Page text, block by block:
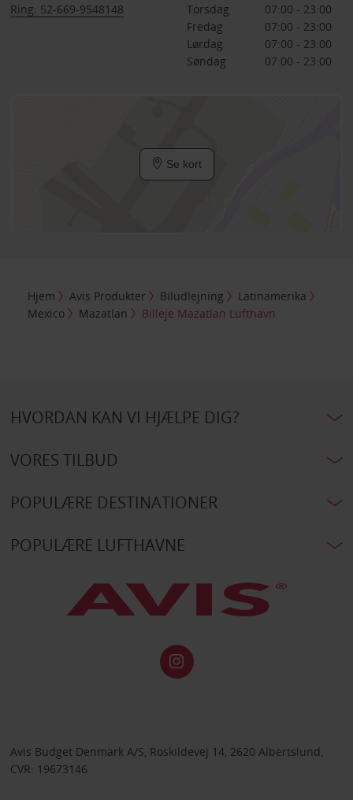
Ring: 52-669-9548148
Torsdag
07:00 - 23:00
Fredag
07:00 - 23:00
Lørdag
07:00 - 23:00
Søndag
07:00 - 23:00
Se kort
Hjem Avis Produkter Biludlejning
Latinamerika
Mexico
Mazatlan Billeje Mazatlan Lufthavn
HVORDAN KAN VI HJÆLPE DIG?
VORES TILBUD
POPULÆRE DESTINATIONER
POPULÆRE LUFTHAVNE
Avis Budget Denmark A/S, Roskildevej 14, 2620 Albertslund,
CVR: 19673146